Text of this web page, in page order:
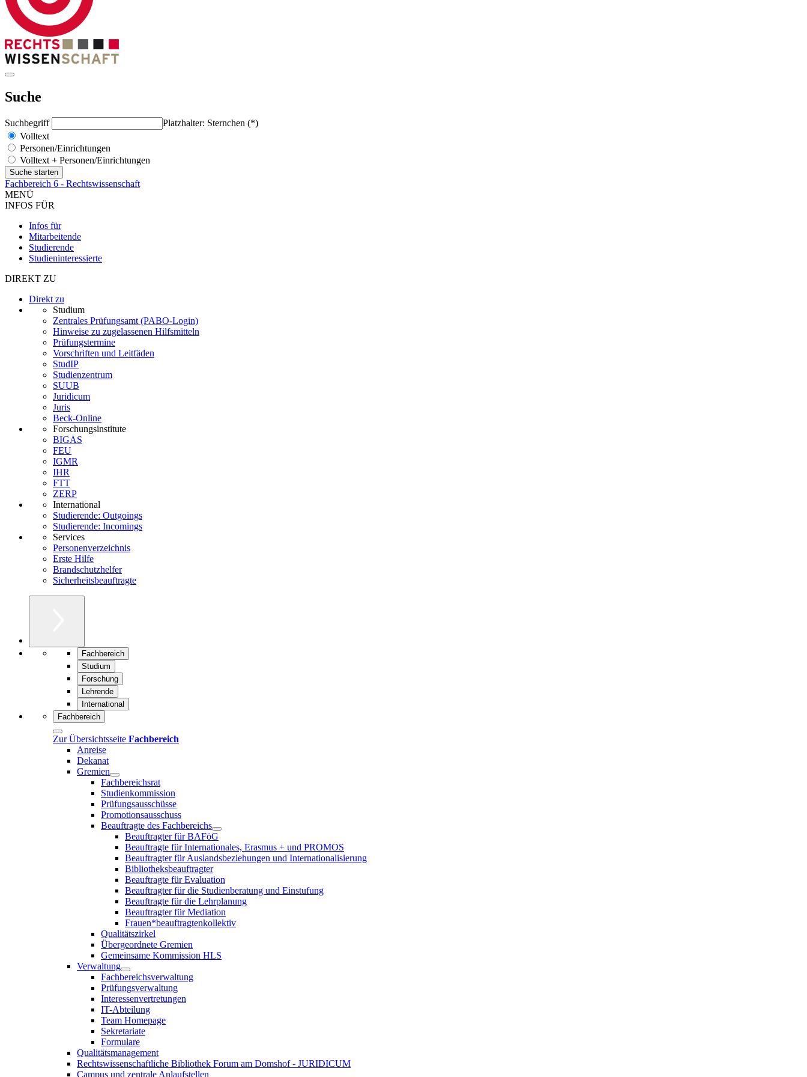
Suche
Suchbegriff
Platzhalter: Sternchen (*)
Volltext
Personen/Einrichtungen
Volltext + Personen/Einrichtungen
Fachbereich 6 - Rechtswissenschaft
MENÜ
INFOS FÜR
Infos für
Mitarbeitende
Studierende
Studieninteressierte
DIREKT ZU
Direkt zu
Studium
Zentrales Prüfungsamt (PABO-Login)
Hinweise zu zugelassenen Hilfsmitteln
Prüfungstermine
Vorschriften und Leitfäden
StudIP
Studienzentrum
SUUB
Juridicum
Juris
Beck-Online
Forschungsinstitute
BIGAS
FEU
IGMR
IHR
FTT
ZERP
International
Studierende: Outgoings
Studierende: Incomings
Services
Personenverzeichnis
Erste Hilfe
Brandschutzhelfer
Sicherheitsbeauftragte
Fachbereich
Studium
Forschung
Lehrende
International
Fachbereich
Zur Übersichtsseite Fachbereich
Anreise
Dekanat
Gremien
Fachbereichsrat
Studienkommission
Prüfungsausschüsse
Promotionsausschuss
Beauftragte des Fachbereichs
Beauftragter für BAFöG
Beauftragte für Internationales, Erasmus + und PROMOS
Beauftragter für Auslandsbeziehungen und Internationalisierung
Bibliotheksbeauftragter
Beauftragte für Evaluation
Beauftragter für die Studienberatung und Einstufung
Beauftragte für die Lehrplanung
Beauftragter für Mediation
Frauen*beauftragtenkollektiv
Qualitätszirkel
Übergeordnete Gremien
Gemeinsame Kommission HLS
Verwaltung
Fachbereichsverwaltung
Prüfungsverwaltung
Interessenvertretungen
IT-Abteilung
Team Homepage
Sekretariate
Formulare
Qualitätsmanagement
Rechtswissenschaftliche Bibliothek Forum am Domshof - JURIDICUM
Campus und zentrale Anlaufstellen